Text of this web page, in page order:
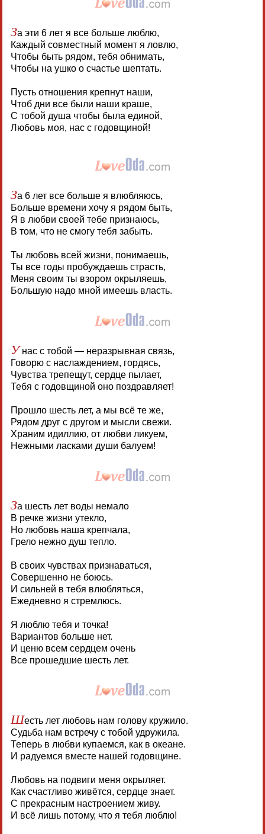
За эти 6 лет я все больше люблю,
Каждый совместный момент я ловлю,
Чтобы быть рядом, тебя обнимать,
Чтобы на ушко о счастье шептать.
Пусть отношения крепнут наши,
Чтоб дни все были наши краше,
С тобой душа чтобы была единой,
Любовь моя, нас с годовщиной!
За 6 лет все больше я влюбляюсь,
Больше времени хочу я рядом быть,
Я в любви своей тебе признаюсь,
В том, что не смогу тебя забыть.
Ты любовь всей жизни, понимаешь,
Ты все годы пробуждаешь страсть,
Меня своим ты взором окрыляешь,
Большую надо мной имеешь власть.
Унас с тобой — неразрывная связь,
Говорю с наслаждением, гордясь,
Чувства трепещут, сердце пылает,
Тебя с годовщиной оно поздравляет!
Прошло шесть лет, а мы всё те же,
Рядом друг с другом и мысли свежи.
Храним идиллию, от любви ликуем,
Нежными ласками души балуем!
За шесть лет воды немало
В речке жизни утекло,
Но любовь наша крепчала,
Грело нежно душ тепло.
В своих чувствах признаваться,
Совершенно не боюсь.
И сильней в тебя влюбляться,
Ежедневно я стремлюсь.
Я люблю тебя и точка!
Вариантов больше нет.
И ценю всем сердцем очень
Все прошедшие шесть лет.
Шесть лет любовь нам голову кружило.
Судьба нам встречу с тобой удружила.
Теперь в любви купаемся, как в океане.
И радуемся вместе нашей годовщине.
Любовь на подвиги меня окрыляет.
Как счастливо живётся, сердце знает.
С прекрасным настроением живу.
И всё лишь потому, что я тебя люблю!